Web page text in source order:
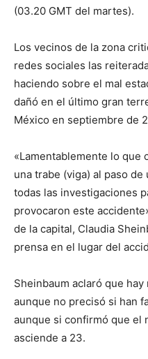
(03.20 GMT del martes).
Los vecinos de la zona
redes sociales las
haciendo sobre el mal
dañó en el último gran
México en septiembre de
«Lamentablemente lo que
una trabe (viga) al paso
todas las investigaciones
provocaron este
de la capital, Claudia
prensa en el lugar del
Sheinbaum aclaró que
aunque no precisó si han
aunque si confirmó que el
asciende a 23.